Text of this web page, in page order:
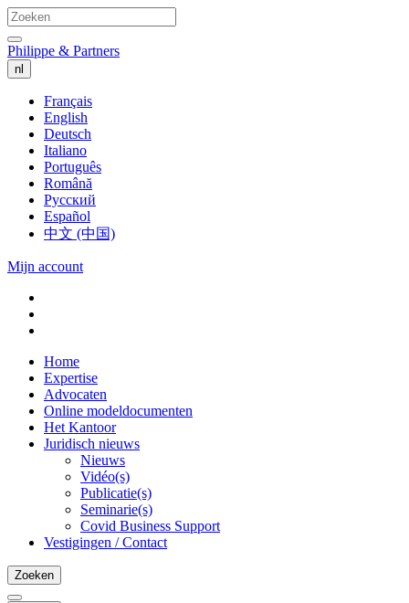
Philippe & Partners
nl
Français
English
Deutsch
Italiano
Português
Română
Русский
Español
中文 (中国)
Mijn account
Home
Expertise
Advocaten
Online modeldocumenten
Het Kantoor
Juridisch nieuws
Nieuws
Vidéo(s)
Publicatie(s)
Seminarie(s)
Covid Business Support
Vestigingen / Contact
Zoeken